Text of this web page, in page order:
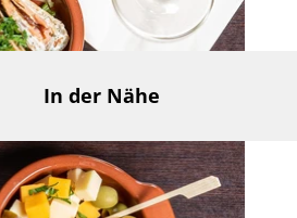
In der Nähe